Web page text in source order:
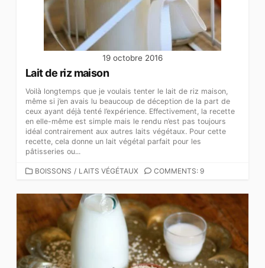
19 octobre 2016
Lait de riz maison
Voilà longtemps que je voulais tenter le lait de riz maison,
même si j’en avais lu beaucoup de déception de la part de
ceux ayant déjà tenté l’expérience. Effectivement, la recette
en elle-même est simple mais le rendu n’est pas toujours
idéal contrairement aux autres laits végétaux. Pour cette
recette, cela donne un lait végétal parfait pour les
pâtisseries ou...
CATEGORIES
BOISSONS / LAITS VÉGÉTAUX COMMENTS: 9